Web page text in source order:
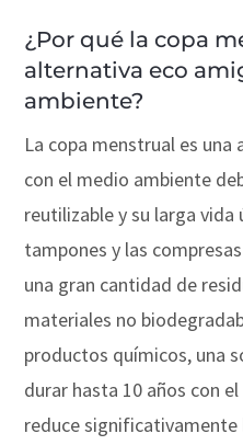
¿Por qué la copa
alternativa eco
ambiente?
La copa menstrual es
con el medio ambiente
reutilizable y su larga
tampones y las
una gran cantidad de
materiales no
productos químicos, una
durar hasta 10 años con
reduce